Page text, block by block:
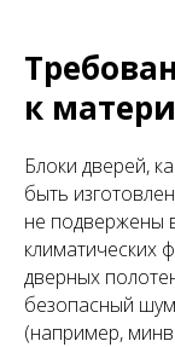
к
Блоки дверей,
быть
не подвержены
климатических
дверных
безопасный
(например,